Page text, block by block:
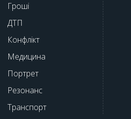
Гроші
ДТП
Конфлікт
Медицина
Портрет
Резонанс
Транспорт